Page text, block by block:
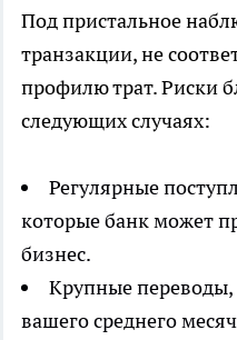
Под пристальное
транзакции, не
профилю трат. Риски
следующих случаях:
Регулярные
которые банк может
бизнес.
Крупные переводы,
вашего среднего